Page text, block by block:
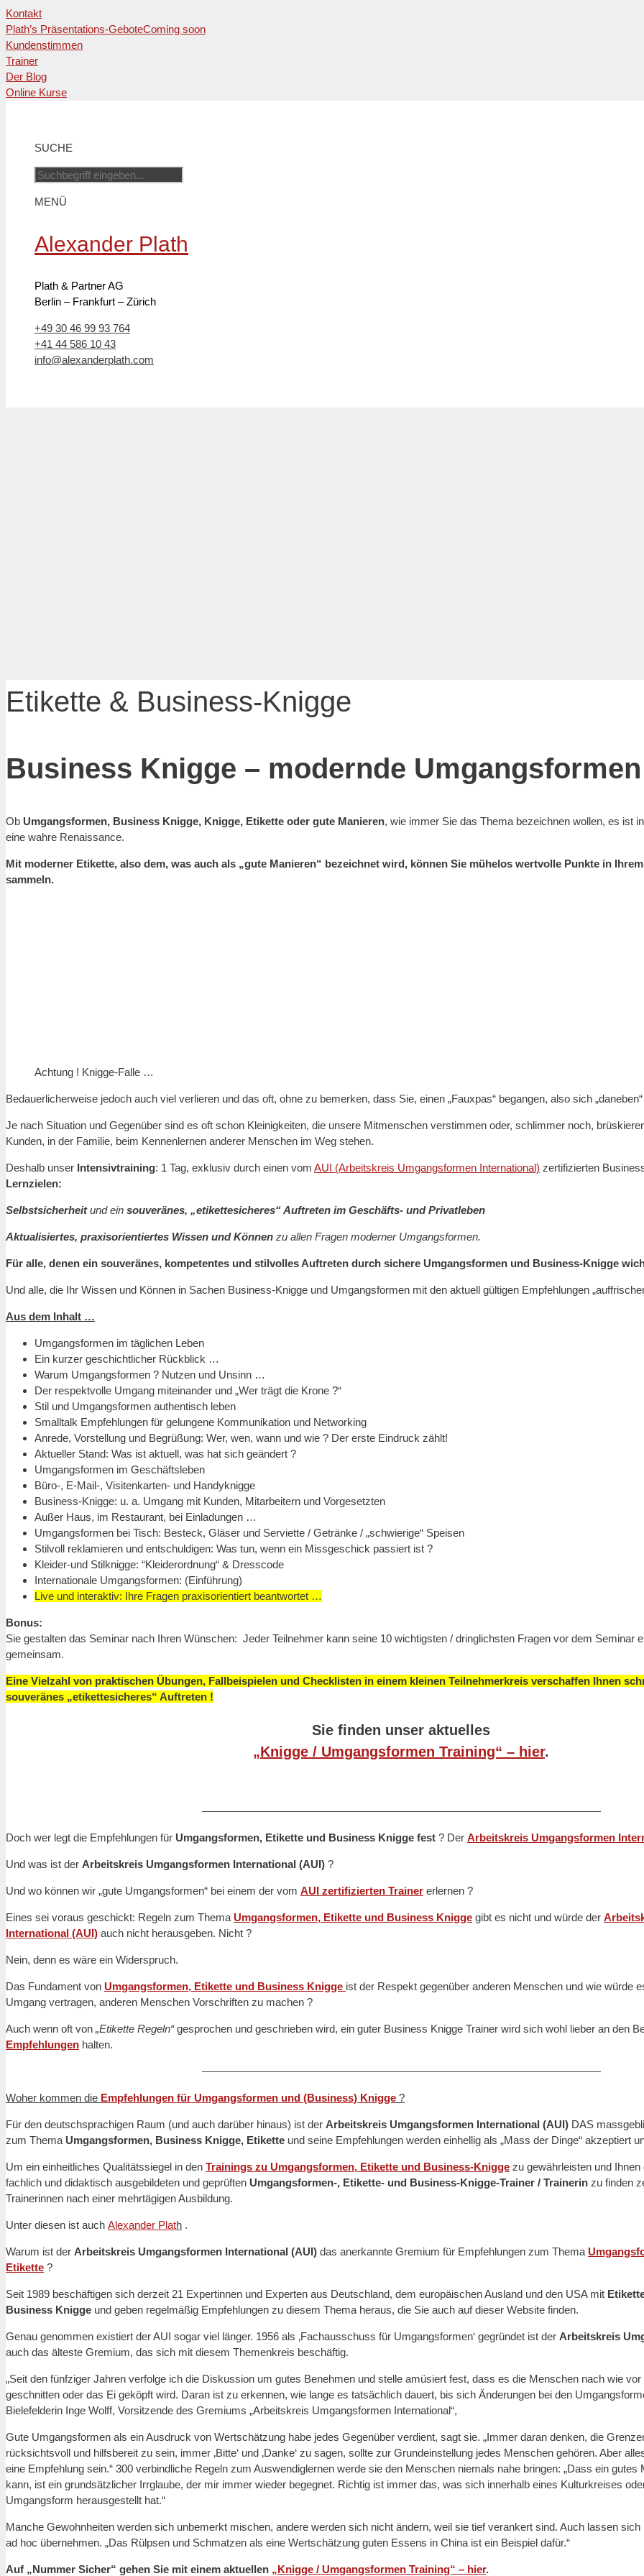
Kontakt
Plath’s Präsentations-GeboteComing soon
Kundenstimmen
Trainer
Der Blog
Online Kurse
SUCHE
MENÜ
Alexander Plath
Plath & Partner AG
Berlin – Frankfurt – Zürich
+49 30 46 99 93 764
+41 44 586 10 43
info@alexanderplath.com
Etikette & Business-Knigge
Business Knigge – modernde Umgangsformen
Ob Umgangsformen, Business Knigge, Knigge, Etikette oder gute Manieren, wie immer Sie das Thema bezeichnen wollen, es ist
eine wahre Renaissance.
Mit moderner Etikette, also dem, was auch als „gute Manieren“ bezeichnet wird, können Sie mühelos wertvolle Punkte in
sammeln.
Achtung ! Knigge-Falle …
Bedauerlicherweise jedoch auch viel verlieren und das oft, ohne zu bemerken, dass Sie, einen „Fauxpas“ begangen, also sich
Je nach Situation und Gegenüber sind es oft schon Kleinigkeiten, die unsere Mitmenschen verstimmen oder, schlimmer noch,
Kunden, in der Familie, beim Kennenlernen anderer Menschen im Weg stehen.
Deshalb unser Intensivtraining: 1 Tag, exklusiv durch einen vom AUI (Arbeitskreis Umgangsformen International) zertifizierten
Lernzielen:
Selbstsicherheitund ein souveränes, „etikettesicheres“ Auftreten im Geschäfts- und Privatleben
Aktualisiertes, praxisorientiertes Wissen und Können zu allen Fragen moderner Umgangsformen.
Für alle, denen ein souveränes, kompetentes und stilvolles Auftreten durch sichere Umgangsformen und Business-Knigge
Und alle, die Ihr Wissen und Können in Sachen Business-Knigge und Umgangsformen mit den aktuell gültigen Empfehlungen
Aus dem Inhalt …
Umgangsformen im täglichen Leben
Ein kurzer geschichtlicher Rückblick …
Warum Umgangsformen ? Nutzen und Unsinn …
Der respektvolle Umgang miteinander und „Wer trägt die Krone ?“
Stil und Umgangsformen authentisch leben
Smalltalk Empfehlungen für gelungene Kommunikation und Networking
Anrede, Vorstellung und Begrüßung: Wer, wen, wann und wie ? Der erste Eindruck zählt!
Aktueller Stand: Was ist aktuell, was hat sich geändert ?
Umgangsformen im Geschäftsleben
Büro-, E-Mail-, Visitenkarten- und Handyknigge
Business-Knigge: u. a. Umgang mit Kunden, Mitarbeitern und Vorgesetzten
Außer Haus, im Restaurant, bei Einladungen …
Umgangsformen bei Tisch: Besteck, Gläser und Serviette / Getränke / „schwierige“ Speisen
Stilvoll reklamieren und entschuldigen: Was tun, wenn ein Missgeschick passiert ist ?
Kleider-und Stilknigge: “Kleiderordnung“ & Dresscode
Internationale Umgangsformen: (Einführung)
Live und interaktiv: Ihre Fragen praxisorientiert beantwortet …
Bonus:
Sie gestalten das Seminar nach Ihren Wünschen: Jeder Teilnehmer kann seine 10 wichtigsten / dringlichsten Fragen vor dem Seminar
gemeinsam.
Eine Vielzahl von praktischen Übungen, Fallbeispielen und Checklisten in einem kleinen Teilnehmerkreis verschaffen Ihnen
souveränes „etikettesicheres“ Auftreten !
Sie finden unser aktuelles
„Knigge / Umgangsformen Training“ – hier.
—————————————————————————————————————
Doch wer legt die Empfehlungen für Umgangsformen, Etikette und Business Knigge fest ? Der Arbeitskreis Umgangsformen
Und was ist der Arbeitskreis Umgangsformen International (AUI) ?
Und wo können wir „gute Umgangsformen“ bei einem der vom AUI zertifizierten Trainer erlernen ?
Eines sei voraus geschickt: Regeln zum Thema Umgangsformen, Etikette und Business Knigge gibt es nicht und würde der
International (AUI) auch nicht herausgeben. Nicht ?
Nein, denn es wäre ein Widerspruch.
Das Fundament von Umgangsformen, Etikette und Business Knigge ist der Respekt gegenüber anderen Menschen und wie würde
Umgang vertragen, anderen Menschen Vorschriften zu machen ?
Auch wenn oft von „Etikette Regeln“gesprochen und geschrieben wird, ein guter Business Knigge Trainer wird sich wohl lieber an den
Empfehlungen halten.
—————————————————————————————————————
Woher kommen die Empfehlungen für Umgangsformen und (Business) Knigge ?
Für den deutschsprachigen Raum (und auch darüber hinaus) ist der Arbeitskreis Umgangsformen International (AUI) DAS
zum Thema Umgangsformen, Business Knigge, Etikette und seine Empfehlungen werden einhellig als „Mass der Dinge“ akzeptiert
Um ein einheitliches Qualitätssiegel in den Trainings zu Umgangsformen, Etikette und Business-Knigge zu gewährleisten und
fachlich und didaktisch ausgebildeten und geprüften Umgangsformen-, Etikette- und Business-Knigge-Trainer / Trainerin zu finden
Trainerinnen nach einer mehrtägigen Ausbildung.
Unter diesen ist auch Alexander Plath .
Warum ist der Arbeitskreis Umgangsformen International (AUI) das anerkannte Gremium für Empfehlungen zum Thema
Etikette ?
Seit 1989 beschäftigen sich derzeit 21 Expertinnen und Experten aus Deutschland, dem europäischen Ausland und den USA mit
Business Knigge und geben regelmäßig Empfehlungen zu diesem Thema heraus, die Sie auch auf dieser Website finden.
Genau genommen existiert der AUI sogar viel länger. 1956 als ‚Fachausschuss für Umgangsformen‘ gegründet ist der Arbeitskreis
auch das älteste Gremium, das sich mit diesem Themenkreis beschäftig.
„Seit den fünfziger Jahren verfolge ich die Diskussion um gutes Benehmen und stelle amüsiert fest, dass es die Menschen nach wie
geschnitten oder das Ei geköpft wird. Daran ist zu erkennen, wie lange es tatsächlich dauert, bis sich Änderungen bei den
Bielefelderin Inge Wolff, Vorsitzende des Gremiums „Arbeitskreis Umgangsformen International“,
Gute Umgangsformen als ein Ausdruck von Wertschätzung habe jedes Gegenüber verdient, sagt sie. „Immer daran denken, die
rücksichtsvoll und hilfsbereit zu sein, immer ‚Bitte‘ und ‚Danke‘ zu sagen, sollte zur Grundeinstellung jedes Menschen gehören. Aber
eine Empfehlung sein.“ 300 verbindliche Regeln zum Auswendiglernen werde sie den Menschen niemals nahe bringen: „Dass ein gutes
kann, ist ein grundsätzlicher Irrglaube, der mir immer wieder begegnet. Richtig ist immer das, was sich innerhalb eines Kulturkreises
Umgangsform herausgestellt hat.“
Manche Gewohnheiten werden sich unbemerkt mischen, andere werden sich nicht ändern, weil sie tief verankert sind. Auch lassen sich
ad hoc übernehmen. „Das Rülpsen und Schmatzen als eine Wertschätzung guten Essens in China ist ein Beispiel dafür.“
Auf „Nummer Sicher“ gehen Sie mit einem aktuellen „Knigge / Umgangsformen Training“ – hier.